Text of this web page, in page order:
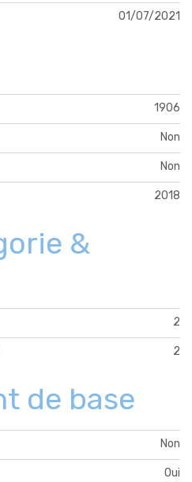
01/07/2021
1906
Non
Non
2018
&
2
2
de base
Non
Oui